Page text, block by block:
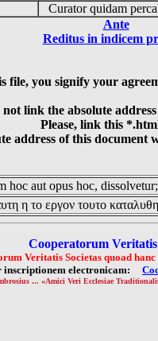
Curator quidam
Ante
Reditus in indicem
file, you signify your
not link the absolute
Please, link this
address of this document
hoc aut opus hoc,
η το εργον τουτο
Cooperatorum Veritatis
Veritatis Societas quoad
inscriptionem electronicam:
... «Amici Veri Ecclesiae